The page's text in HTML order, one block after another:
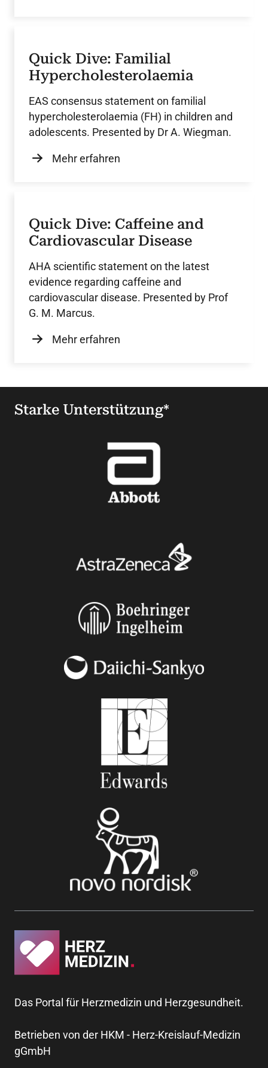
Quick Dive: Familial
Hypercholesterolaemia
EAS consensus statement on familial
hypercholesterolaemia (FH) in children and
adolescents. Presented by Dr A. Wiegman.
Mehr erfahren
Quick Dive: Caffeine and
Cardiovascular Disease
AHA scientific statement on the latest
evidence regarding caffeine and
cardiovascular disease. Presented by Prof
G. M. Marcus.
Mehr erfahren
Starke Unterstützung*
Das Portal für Herzmedizin und Herzgesundheit.
Betrieben von der HKM - Herz-Kreislauf-Medizin
gGmbH